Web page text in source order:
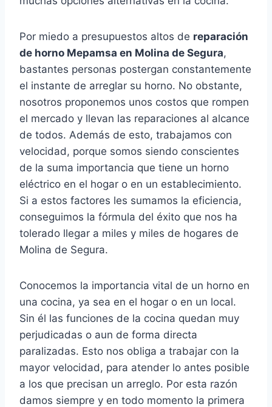
Por miedo a presupuestos altos de reparación
de horno Mepamsa en Molina de Segura,
bastantes personas postergan constantemente
el instante de arreglar su horno. No obstante,
nosotros proponemos unos costos que rompen
el mercado y llevan las reparaciones al alcance
de todos. Además de esto, trabajamos con
velocidad, porque somos siendo conscientes
de la suma importancia que tiene un horno
eléctrico en el hogar o en un establecimiento.
Si a estos factores les sumamos la eficiencia,
conseguimos la fórmula del éxito que nos ha
tolerado llegar a miles y miles de hogares de
Molina de Segura.
Conocemos la importancia vital de un horno en
una cocina, ya sea en el hogar o en un local.
Sin él las funciones de la cocina quedan muy
perjudicadas o aun de forma directa
paralizadas. Esto nos obliga a trabajar con la
mayor velocidad, para atender lo antes posible
a los que precisan un arreglo. Por esta razón
damos siempre y en todo momento la primera